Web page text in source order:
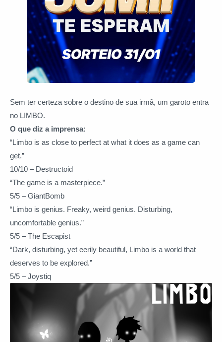
Sem ter certeza sobre o destino de sua irmã, um garoto entra
no LIMBO.
O que diz a imprensa:
“Limbo is as close to perfect at what it does as a game can
get.”
10/10 – Destructoid
“The game is a masterpiece.”
5/5 – GiantBomb
“Limbo is genius. Freaky, weird genius. Disturbing,
uncomfortable genius.”
5/5 – The Escapist
“Dark, disturbing, yet eerily beautiful, Limbo is a world that
deserves to be explored.”
5/5 – Joystiq